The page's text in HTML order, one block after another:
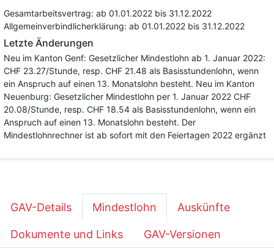
Gesamtarbeitsvertrag: ab 01.01.2022 bis 31.12.2022
Allgemeinverbindlicherklärung: ab 01.01.2022 bis 31.12.2022
Letzte Änderungen
Neu im Kanton Genf: Gesetzlicher Mindestlohn ab 1. Januar 2022:
CHF 23.27/Stunde, resp. CHF 21.48 als Basisstundenlohn, wenn
ein Anspruch auf einen 13. Monatslohn besteht. Neu im Kanton
Neuenburg: Gesetzlicher Mindestlohn per 1. Januar 2022 CHF
20.08/Stunde, resp. CHF 18.54 als Basisstundenlohn, wenn ein
Anspruch auf einen 13. Monatslohn besteht. Der
Mindestlohnrechner ist ab sofort mit den Feiertagen 2022 ergänzt
GAV-Details Mindestlohn Auskünfte
Dokumente und Links GAV-Versionen